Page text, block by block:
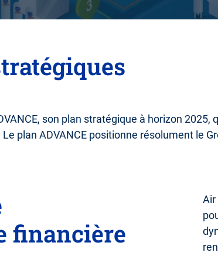
son plan stratégique à horizon
plan ADVANCE positionne résolument le
financière
Air